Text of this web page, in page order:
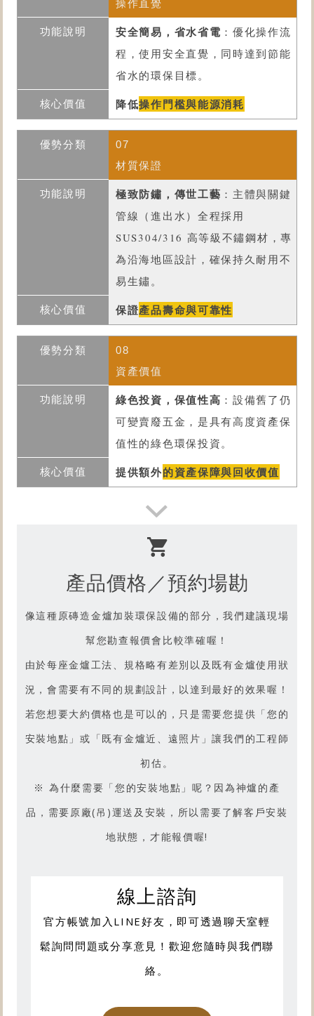
操作直覺
安全簡易，省水省電 ：優化操作流
程，使用安全直覺，同時達到節能
省水的環保目標。
降低操作門檻與能源消耗
07
材質保證
極致防鏽，傳世工藝 ：主體與關鍵
管線（進出水）全程採用
SUS304/316 高等級不鏽鋼材，專
為沿海地區設計，確保持久耐用不
易生鏽。
保證產品壽命與可靠性
08
資產價值
綠色投資，保值性高 ：設備舊了仍
可變賣廢五金，是具有高度資產保
值性的綠色環保投資。
提供額外的資產保障與回收價值
產品價格／預約場勘
像這種原磚造金爐加裝環保設備的部分，我們建議現場
幫您勘查報價會比較準確喔！
由於每座金爐工法、規格略有差別以及既有金爐使用狀
況，會需要有不同的規劃設計，以達到最好的效果喔！
若您想要大約價格也是可以的，只是需要您提供「您的
安裝地點」或「既有金爐近、遠照片」讓我們的工程師
初估。
※ 為什麼需要「您的安裝地點」呢？因為神爐的產
品，需要原廠(吊)運送及安裝，所以需要了解客戶安裝
地狀態，才能報價喔!
線上諮詢
官方帳號加入LINE好友，即可透過聊天室輕
鬆詢問問題或分享意見！歡迎您隨時與我們聯
絡。